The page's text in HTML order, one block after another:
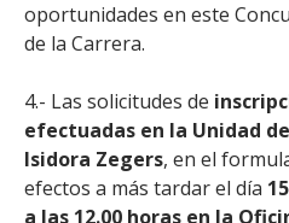
oportunidades en este
de la Carrera.
4.- Las solicitudes de
efectuadas en la Unidad
Isidora Zegers, en el
efectos a más tardar el día
a las 12.00 horas en la